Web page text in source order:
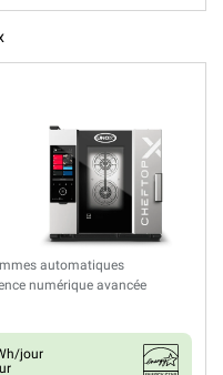
automatiques
numérique avancée
jour